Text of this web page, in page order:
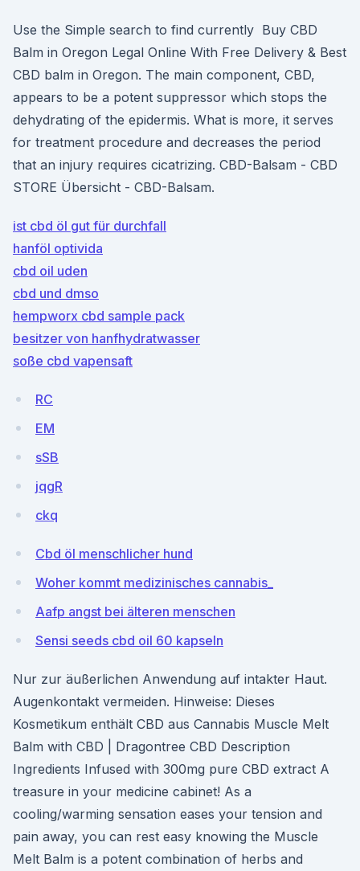
Use the Simple search to find currently Buy CBD
Balm in Oregon Legal Online With Free Delivery & Best
CBD balm in Oregon. The main component, CBD,
appears to be a potent suppressor which stops the
dehydrating of the epidermis. What is more, it serves
for treatment procedure and decreases the period
that an injury requires cicatrizing. CBD-Balsam - CBD
STORE Übersicht - CBD-Balsam.
ist cbd öl gut für durchfall
hanföl optivida
cbd oil uden
cbd und dmso
hempworx cbd sample pack
besitzer von hanfhydratwasser
soße cbd vapensaft
RC
EM
sSB
jqgR
ckq
Cbd öl menschlicher hund
Woher kommt medizinisches cannabis_
Aafp angst bei älteren menschen
Sensi seeds cbd oil 60 kapseln
Nur zur äußerlichen Anwendung auf intakter Haut.
Augenkontakt vermeiden. Hinweise: Dieses
Kosmetikum enthält CBD aus Cannabis Muscle Melt
Balm with CBD | Dragontree CBD Description
Ingredients Infused with 300mg pure CBD extract A
treasure in your medicine cabinet! As a
cooling/warming sensation eases your tension and
pain away, you can rest easy knowing the Muscle
Melt Balm is a potent combination of herbs and